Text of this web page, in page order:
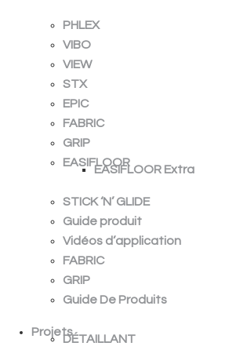
PHLEX
VIBO
VIEW
STX
EPIC
FABRIC
GRIP
EASIFLOOR
EASIFLOOR Extra
STICK ‘N’ GLIDE
Guide produit
Vidéos d’application
FABRIC
GRIP
Guide De Produits
Projets
DÉTAILLANT